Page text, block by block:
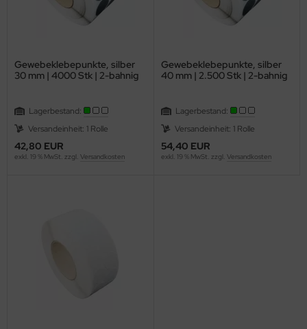
Gewebeklebepunkte, silber
30 mm | 4000 Stk | 2-bahnig
Lagerbestand:
Versandeinheit: 1 Rolle
42,80 EUR
exkl. 19 % MwSt. zzgl. Versandkosten
Gewebeklebepunkte, silber
40 mm | 2.500 Stk | 2-bahnig
Lagerbestand:
Versandeinheit: 1 Rolle
54,40 EUR
exkl. 19 % MwSt. zzgl. Versandkosten